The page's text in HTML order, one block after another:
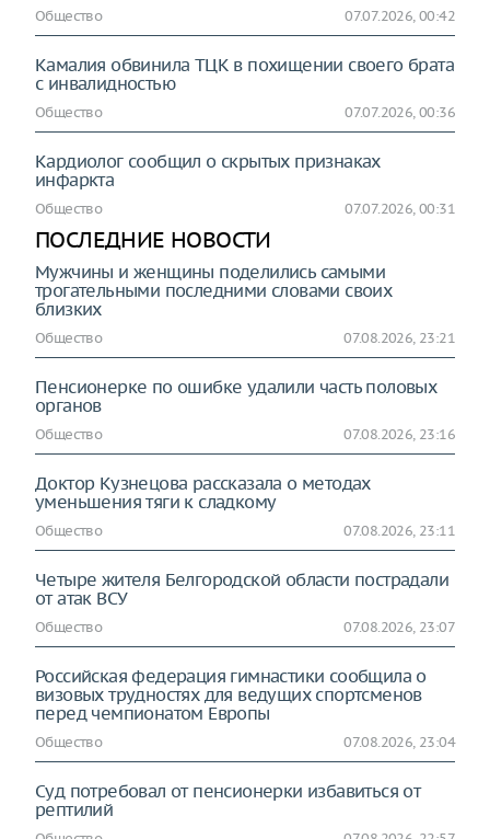
Общество 07.07.2026, 00:42
Камалия обвинила ТЦК в похищении своего брата
с инвалидностью
Общество 07.07.2026, 00:36
Кардиолог сообщил о скрытых признаках
инфаркта
Общество 07.07.2026, 00:31
ПОСЛЕДНИЕ НОВОСТИ
Мужчины и женщины поделились самыми
трогательными последними словами своих
близких
Общество 07.08.2026, 23:21
Пенсионерке по ошибке удалили часть половых
органов
Общество 07.08.2026, 23:16
Доктор Кузнецова рассказала о методах
уменьшения тяги к сладкому
Общество 07.08.2026, 23:11
Четыре жителя Белгородской области пострадали
от атак ВСУ
Общество 07.08.2026, 23:07
Российская федерация гимнастики сообщила о
визовых трудностях для ведущих спортсменов
перед чемпионатом Европы
Общество 07.08.2026, 23:04
Суд потребовал от пенсионерки избавиться от
рептилий